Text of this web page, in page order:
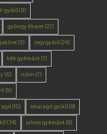
gyűrű(9)
gyöngy ékszer(27)
(9) Jegygyűrű(24)
kék gyémánt (7)
(6) rubin (7)
(11)
(15) smaragd gyűrű(8)
(34) színes gyémánt (11)